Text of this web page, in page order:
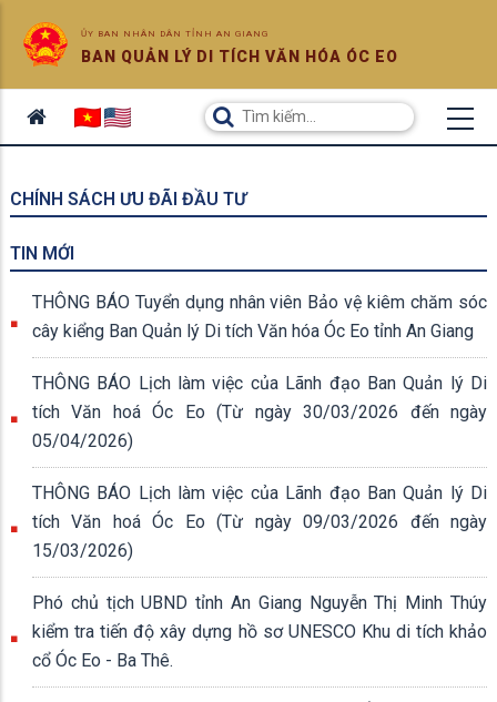
ỦY BAN NHÂN DÂN TỈNH AN GIANG
BAN QUẢN LÝ DI TÍCH VĂN HÓA ÓC EO
CHÍNH SÁCH ƯU ĐÃI ĐẦU TƯ
TIN MỚI
THÔNG BÁO Tuyển dụng nhân viên Bảo vệ kiêm chăm sóc
cây kiểng Ban Quản lý Di tích Văn hóa Óc Eo tỉnh An Giang
THÔNG BÁO Lịch làm việc của Lãnh đạo Ban Quản lý Di
tích Văn hoá Óc Eo (Từ ngày 30/03/2026 đến ngày
05/04/2026)
THÔNG BÁO Lịch làm việc của Lãnh đạo Ban Quản lý Di
tích Văn hoá Óc Eo (Từ ngày 09/03/2026 đến ngày
15/03/2026)
Phó chủ tịch UBND tỉnh An Giang Nguyễn Thị Minh Thúy
kiểm tra tiến độ xây dựng hồ sơ UNESCO Khu di tích khảo
cổ Óc Eo - Ba Thê.